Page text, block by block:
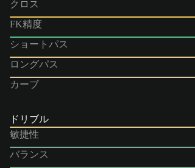
クロス
FK精度
ショートパス
ロングパス
カーブ
ドリブル
敏捷性
バランス